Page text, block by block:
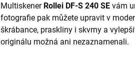
Multiskener Rollei DF-S 240 SE vám
fotografie pak můžete upravit v
škrábance, praskliny i skvrny a
originálu možná ani nezaznamenali.